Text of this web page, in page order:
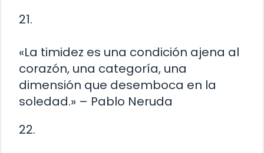
21.
«La timidez es una condición ajena al
corazón, una categoría, una
dimensión que desemboca en la
soledad.» – Pablo Neruda
22.